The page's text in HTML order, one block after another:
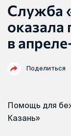
Служба
в
Поделиться
Помощь для
Казань»